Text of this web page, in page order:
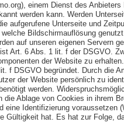
einem Dienst des
werden kann. Werden
aufgerufene Unterseite und
Bildschirmauflösung
auf unseren eigenen Servern
Art. 6 Abs. 1 lit. f der DSGVO.
der Website zu
DSGVO begründet. Durch die
der Website persönlich zu
werden.
Ablage von Cookies in ihrem
Identifizierung voraussetzen
Gültigkeit hat. Es hat zur Folge,